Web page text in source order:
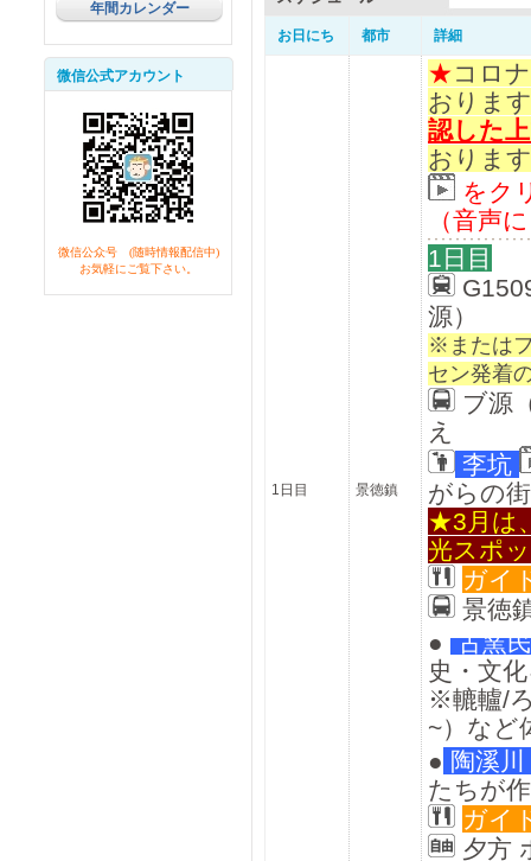
年間カレンダー
微信公式アカウント
微信公众号 (随時情報配信中)
お気軽にご覧下さい。
お日にち 都市 詳細
1日目 景徳鎮
★コロ
おりま
認した
おりま
をク
（音声
1日目
源）
※または
セン発着
ブ源
え
李坑
がらの
★3月は
光スポ
ガイ
景徳
●
古窯
史・文
※轆轤/
~）など
● 陶溪
たちが
ガイ
夕方